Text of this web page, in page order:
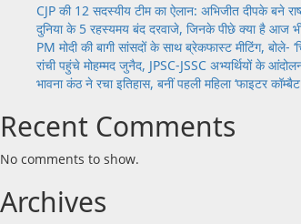
जीवन
परिचय
CJP की 12 सदस्यीय टीम का ऐलान: अभिजीत दीपके बने
दुनिया के 5 रहस्यमय बंद दरवाजे, जिनके पीछे क्या है आज भी
PM मोदी की बागी सांसदों के साथ ब्रेकफास्ट मीटिंग, बोले-
रांची पहुंचे मोहम्मद जुनैद, JPSC-JSSC अभ्यर्थियों के
भावना कंठ ने रचा इतिहास, बनीं पहली महिला ‘फाइटर
Recent Comments
No comments to show.
Archives